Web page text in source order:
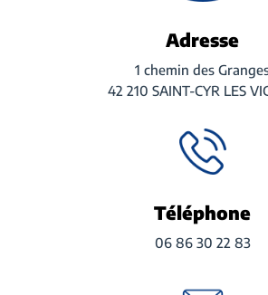
Adresse
1 chemin des
42 210 SAINT-CYR LES
Téléphone
06 86 30 22 83